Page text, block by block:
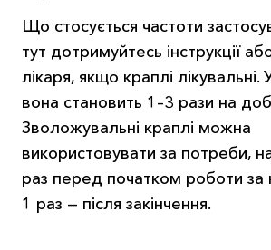
Що стосується частоти
тут дотримуйтесь інструкції
лікаря, якщо краплі
вона становить 1–3 рази на
Зволожувальні краплі можна
використовувати за потреби,
раз перед початком роботи за
1 раз — після закінчення.